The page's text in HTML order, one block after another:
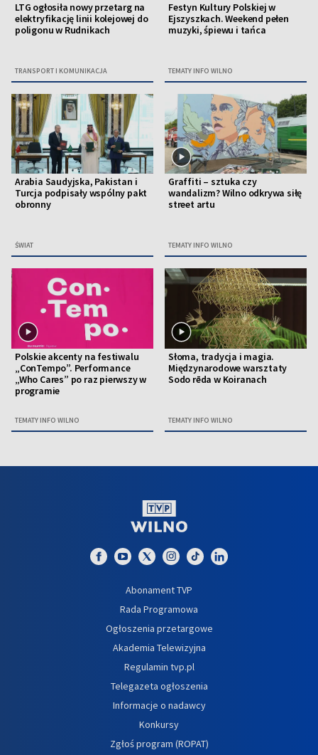
LTG ogłosiła nowy przetarg na
elektryfikację linii kolejowej do
poligonu w Rudnikach
TRANSPORT I KOMUNIKACJA
Festyn Kultury Polskiej w
Ejszyszkach. Weekend pełen
muzyki, śpiewu i tańca
TEMATY INFO WILNO
Arabia Saudyjska, Pakistan i
Turcja podpisały wspólny pakt
obronny
ŚWIAT
Graffiti – sztuka czy
wandalizm? Wilno odkrywa siłę
street artu
TEMATY INFO WILNO
Polskie akcenty na festiwalu
„ConTempo”. Performance
„Who Cares” po raz pierwszy w
programie
TEMATY INFO WILNO
Słoma, tradycja i magia.
Międzynarodowe warsztaty
Sodo rēda w Koiranach
TEMATY INFO WILNO
Abonament TVP
Rada Programowa
Ogłoszenia przetargowe
Akademia Telewizyjna
Regulamin tvp.pl
Telegazeta ogłoszenia
Informacje o nadawcy
Konkursy
Zgłoś program (ROPAT)